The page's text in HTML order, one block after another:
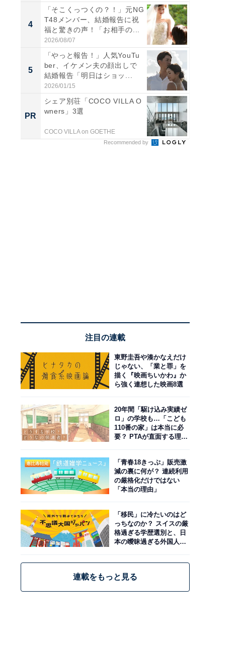
4
「そこくっつくの？！」元NG
T48メンバー、結婚報告に祝
福と驚きの声！「お相手の...
2026/08/07
5
「やっと報告！」人気YouTu
ber、イケメン夫の顔出しで
結婚報告「明日はショッ...
2026/01/15
PR
シェア別荘「COCO VILLA O
wners」3選
COCO VILLA on GOETHE
Recommended by
注目の連載
東野圭吾や湊かなえだけ
じゃない、「業と罪」を
描く『映画ちいかわ』か
ら強く連想した映画8選
20年間「駆け込み実績ゼ
ロ」の学校も…「こども
110番の家」は本当に必
要？ PTAが直面する理想
「青春18きっぷ」販売激
減の裏に何が？ 連続利用
の厳格化だけではない
「本当の理由」
「移民」に冷たいのはど
っちなのか？ スイスの厳
格過ぎる学歴選別と、日
本の曖昧過ぎる外国人政
連載をもっと見る